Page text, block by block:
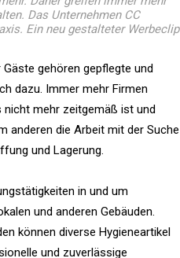
Das Unternehmen CC
Ein neu gestalteter Werbeclip
gehören gepflegte und
dazu. Immer mehr Firmen
nicht mehr zeitgemäß ist und
anderen die Arbeit mit der Suche
und Lagerung.
in und um
und anderen Gebäuden.
können diverse Hygieneartikel
und zuverlässige